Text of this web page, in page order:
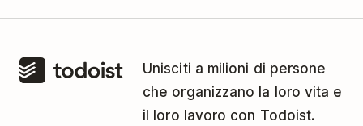
Unisciti a milioni di persone
che organizzano la loro vita e
il loro lavoro con Todoist.